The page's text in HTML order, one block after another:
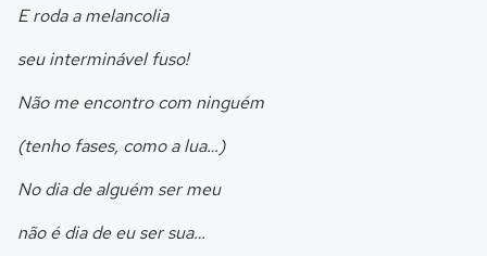
E roda a melancolia
seu interminável fuso!
Não me encontro com ninguém
(tenho fases, como a lua…)
No dia de alguém ser meu
não é dia de eu ser sua…